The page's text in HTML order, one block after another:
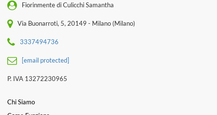
Fiorinmente di Culicchi Samantha
Via Buonarroti, 5, 20149 - Milano (Milano)
3337494736
[email protected]
P. IVA 13272230965
Chi Siamo